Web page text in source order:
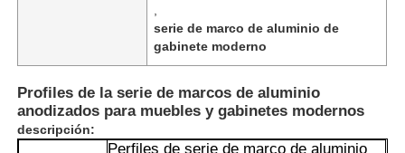
serie de marco de aluminio de
gabinete moderno
Profiles de la serie de marcos de aluminio
anodizados para muebles y gabinetes modernos
descripción:
Perfiles de serie de marco de aluminio